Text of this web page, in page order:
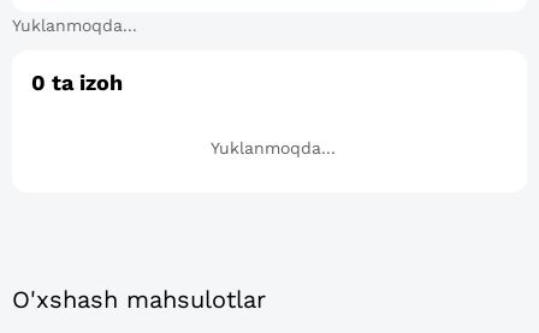
Yuklanmoqda...
0 ta izoh
Yuklanmoqda...
O'xshash mahsulotlar